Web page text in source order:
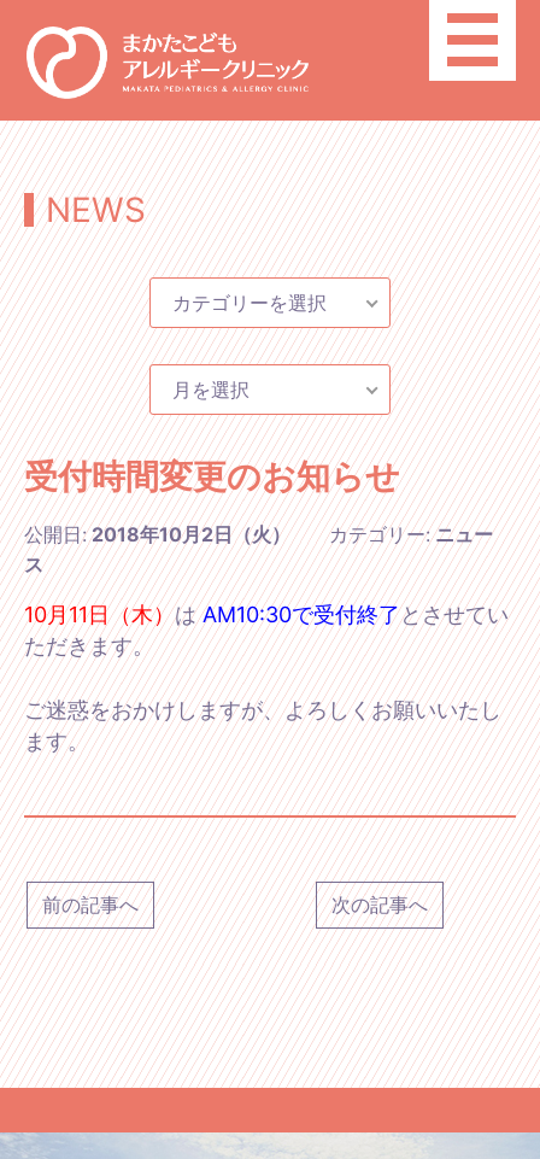
toggle
NEWS
カテゴリーを選択
月を選択
受付時間変更のお知らせ
公開日:2018年10月2日（火） カテゴリー:ニュー
ス
10月11日（木）はAM10:30で受付終了とさせてい
ただきます。
ご迷惑をおかけしますが、よろしくお願いいたし
ます。
前の記事へ 次の記事へ